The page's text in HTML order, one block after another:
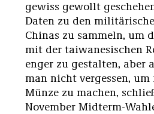
gewiss gewollt
Daten zu den
Chinas zu sammeln, um
mit der taiwanesischen
enger zu gestalten, aber
man nicht vergessen,
Münze zu machen,
November Midterm-